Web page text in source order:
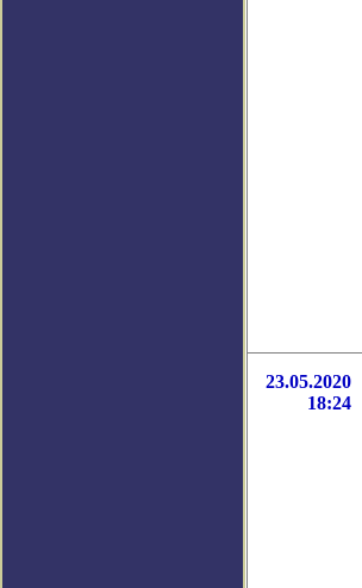
23.05.2020
18:24